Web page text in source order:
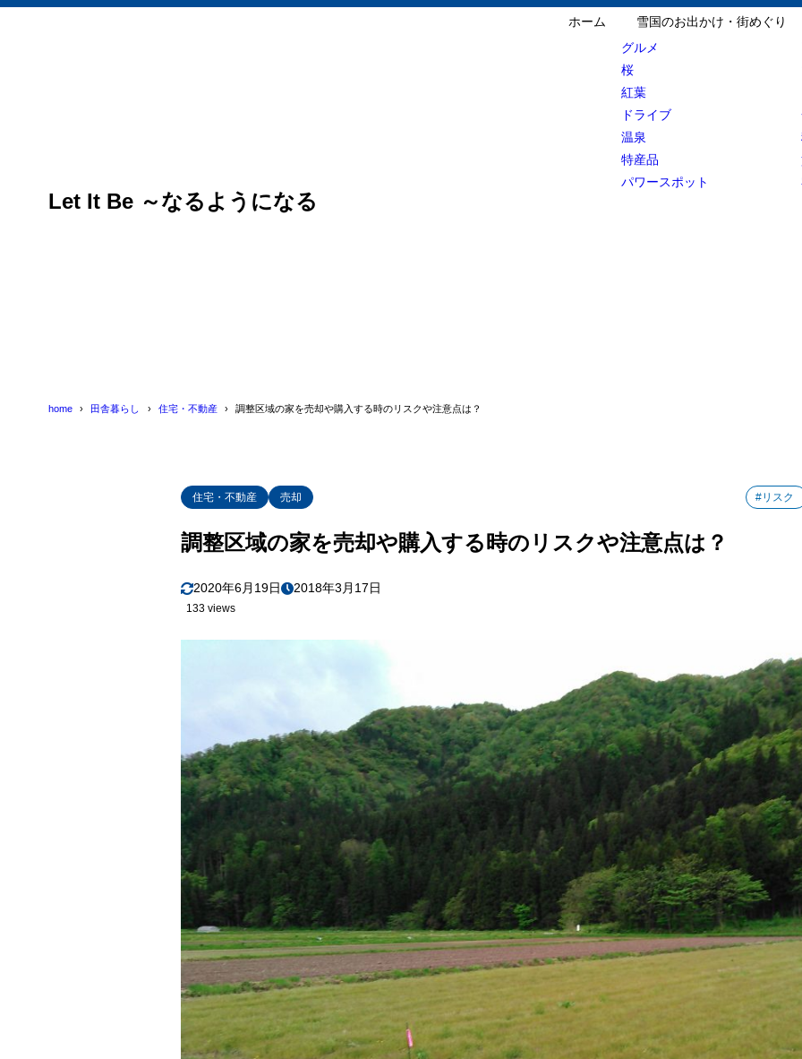
Let It Be ～なるようになる
ホーム
雪国のお出かけ・街めぐり
グルメ
桜
紅葉
ドライブ
温泉
特産品
パワースポット
home 田舎暮らし 住宅・不動産 調整区域の家を売却や購入する時のリスクや注意点は？
住宅・不動産 売却 #リスク
調整区域の家を売却や購入する時のリスクや注意点は？
2020年6月19日 2018年3月17日
133 views